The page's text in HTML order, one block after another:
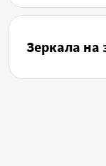
Зеркала на